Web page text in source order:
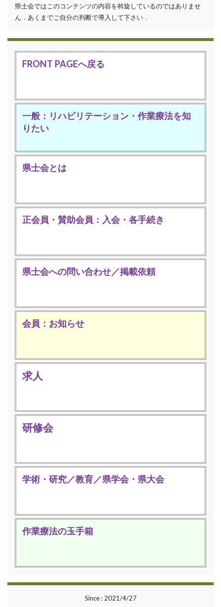
県士会ではこのコンテンツの内容を斡旋しているのではありませ
ん．あくまでご自分の判断で導入して下さい．
FRONT PAGEへ戻る
一般：リハビリテーション・作業療法を知
りたい
県士会とは
正会員・賛助会員：入会・各手続き
県士会への問い合わせ／掲載依頼
会員：お知らせ
求人
研修会
学術・研究／教育／県学会・県大会
作業療法の玉手箱
Since : 2021/4/27